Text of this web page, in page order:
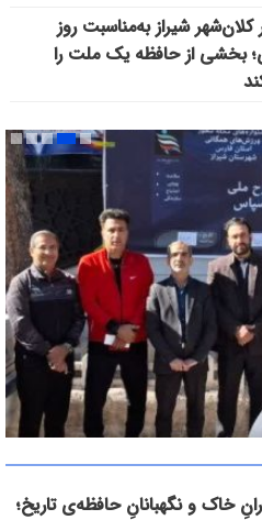
کلان‌شهر شیراز به‌مناسبت روز
بخشی از حافظه یک ملت را
شد/ هم‌افزایی ورزش، فرهنگ و
خاک و نگهبانانِ حافظه‌ی تاریخ؛